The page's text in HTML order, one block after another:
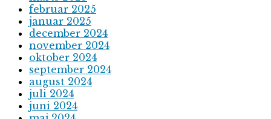
februar 2025
januar 2025
december 2024
november 2024
oktober 2024
september 2024
august 2024
juli 2024
juni 2024